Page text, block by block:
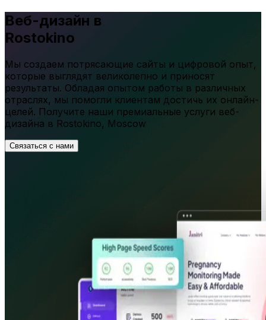
Веб-дизайн в
Rostokino
Мы создаем потрясающие сайты и цифровой опыт,
которые выглядят великолепно и приносят
результаты. Обладая опытом работы в различных
отраслях, мы помогли клиентам достичь их онлайн-
целей. Получите наши премиальные услуги веб-
дизайна в Rostokino, Moscow
Связаться с нами